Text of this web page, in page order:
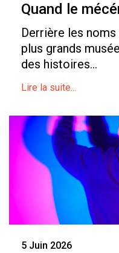
Quand le
Derrière les
plus grands
des histoires...
Lire la suite...
5 Juin 2026